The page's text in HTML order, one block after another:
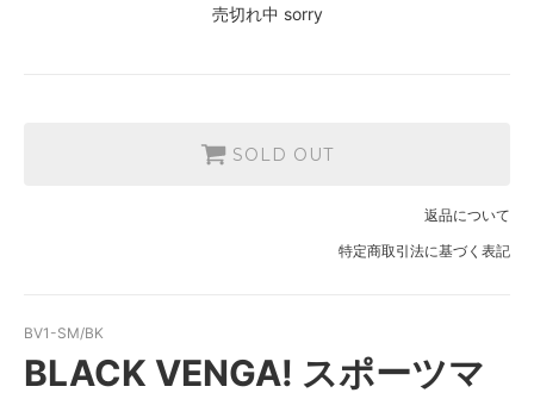
売切れ中 sorry
SOLD OUT
返品について
特定商取引法に基づく表記
BV1-SM/BK
BLACK VENGA! スポーツマ